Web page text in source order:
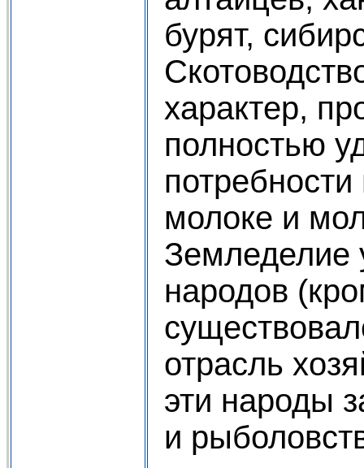
бурят,
характер,
полностью
молоке и
Земледелие
народов
отрасль
эти народы
и